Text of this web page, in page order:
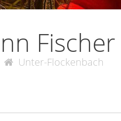
Fischer
Unter-Flockenbach